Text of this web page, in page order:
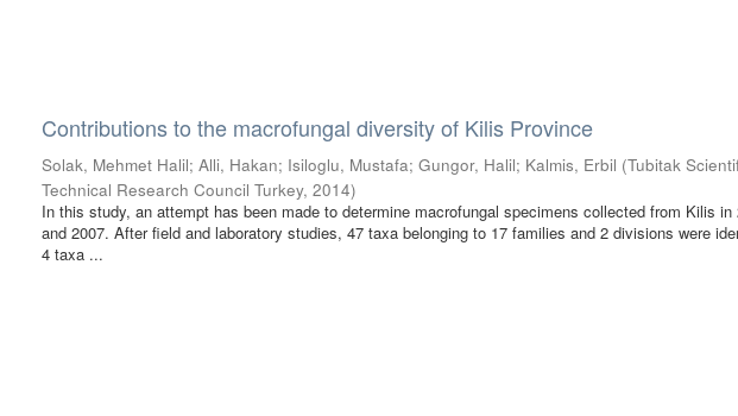
Contributions to the macrofungal diversity of Kilis Province
Solak, Mehmet Halil;Alli, Hakan; Isiloglu, Mustafa;Gungor, Halil; Kalmis, Erbil (Tubitak
Technical Research Council Turkey,2014)
In this study, an attempt has been made to determine macrofungal specimens collected from Kilis in
and 2007. After field and laboratory studies, 47 taxa belonging to 17 families and 2 divisions were
4 taxa ...